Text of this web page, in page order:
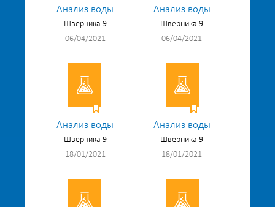
Анализ воды
Шверника 9
06/04/2021
Анализ воды
Шверника 9
06/04/2021
Анализ воды
Шверника 9
18/01/2021
Анализ воды
Шверника 9
18/01/2021